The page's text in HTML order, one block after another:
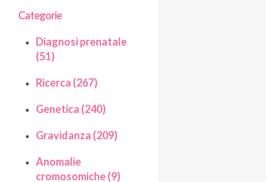
Categorie
Diagnosi prenatale
(51)
Ricerca (267)
Genetica (240)
Gravidanza (209)
Anomalie
cromosomiche (9)